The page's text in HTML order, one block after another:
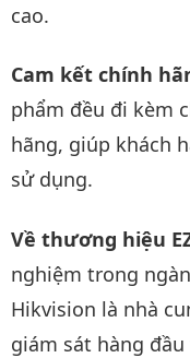
cao.
Cam kết chính
phẩm đều đi kèm
hãng, giúp khách
sử dụng.
Về thương hiệu
nghiệm trong
Hikvision là nhà
giám sát hàng